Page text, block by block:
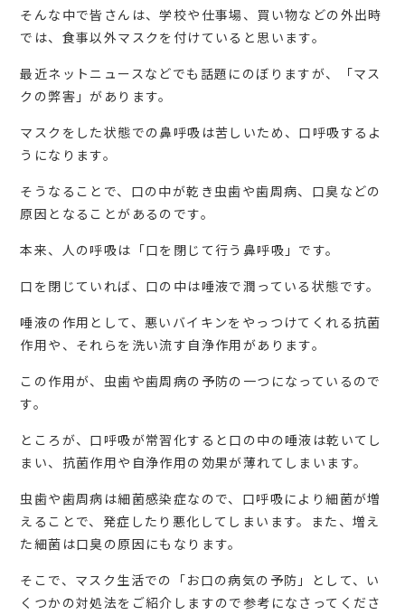
そんな中で皆さんは、学校や仕事場、買い物などの外出時
では、食事以外マスクを付けていると思います。
最近ネットニュースなどでも話題にのぼりますが、「マス
クの弊害」があります。
マスクをした状態での鼻呼吸は苦しいため、口呼吸するよ
うになります。
そうなることで、口の中が乾き虫歯や歯周病、口臭などの
原因となることがあるのです。
本来、人の呼吸は「口を閉じて行う鼻呼吸」です。
口を閉じていれば、口の中は唾液で潤っている状態です。
唾液の作用として、悪いバイキンをやっつけてくれる抗菌
作用や、それらを洗い流す自浄作用があります。
この作用が、虫歯や歯周病の予防の一つになっているので
す。
ところが、口呼吸が常習化すると口の中の唾液は乾いてし
まい、抗菌作用や自浄作用の効果が薄れてしまいます。
虫歯や歯周病は細菌感染症なので、口呼吸により細菌が増
えることで、発症したり悪化してしまいます。また、増え
た細菌は口臭の原因にもなります。
そこで、マスク生活での「お口の病気の予防」として、い
くつかの対処法をご紹介しますので参考になさってくださ